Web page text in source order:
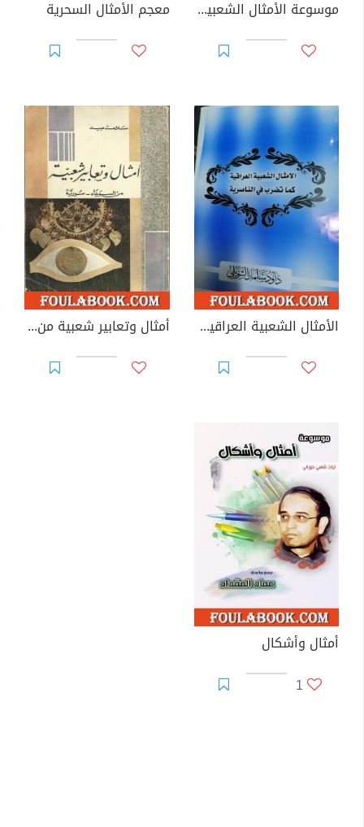
موسوعة الأمثال الشعبية الفلسطينية معجم الأمثال السحرية
الأمثال الشعبية العراقية كما تضرب في الناصرية أمثال وتعابير شعبية من السويداء - سورية
أمثال وأشكال
1